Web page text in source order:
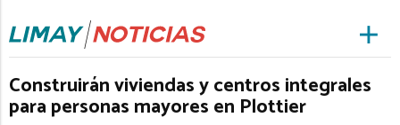
Construirán viviendas y centros integrales
para personas mayores en Plottier